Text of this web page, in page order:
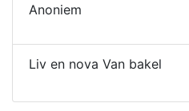
Anoniem
Liv en nova Van bakel